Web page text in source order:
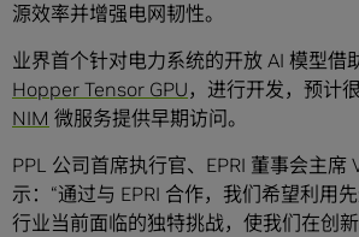
源效率并增强电网韧性。
业界首个针对电力系统的开放 AI 模型借
Hopper Tensor GPU，进行开发，预计
NIM 微服务提供早期访问。
PPL 公司首席执行官、EPRI 董事会主
示：“通过与 EPRI 合作，我们希望利用
行业当前面临的独特挑战，使我们在创